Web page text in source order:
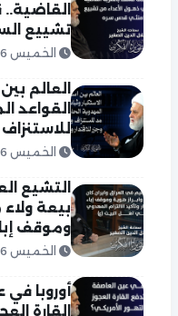
تشييع
الخميس 06 آب 2026
العالم
القواعد
الخميس 06 آب 2026
التشيع
بيعة
وموقف
الخميس 06 آب 2026
أوروبا
القارة